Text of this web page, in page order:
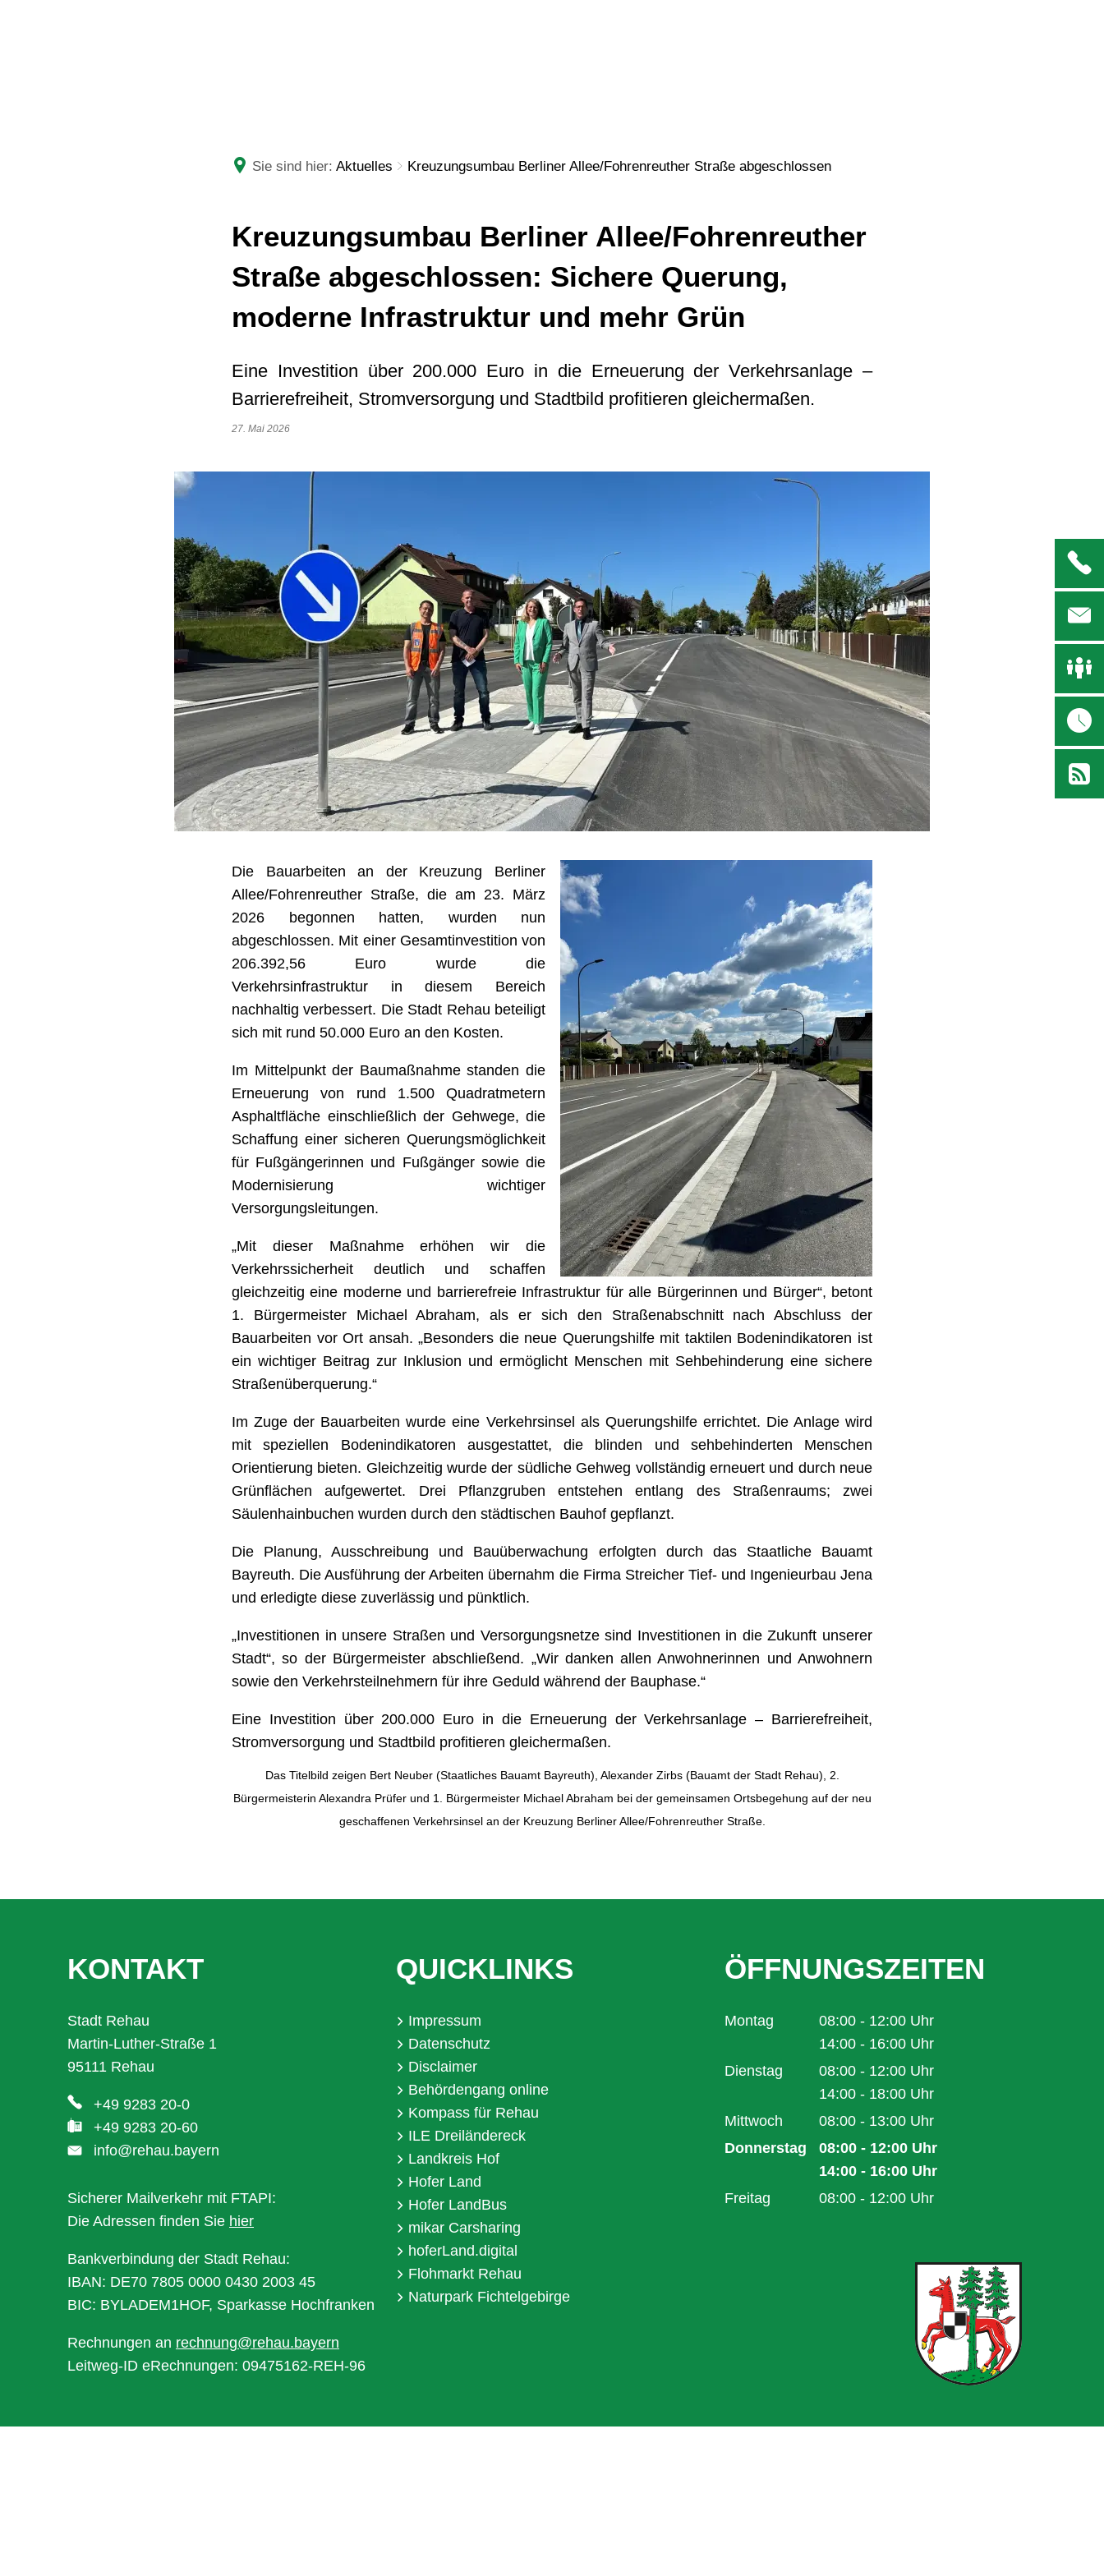
Sie sind hier: Aktuelles Kreuzungsumbau Berliner Allee/Fohrenreuther Straße abgeschlossen
Kreuzungsumbau Berliner Allee/Fohrenreuther
Straße abgeschlossen: Sichere Querung,
moderne Infrastruktur und mehr Grün
Eine Investition über 200.000 Euro in die Erneuerung der Verkehrsanlage –
Barrierefreiheit, Stromversorgung und Stadtbild profitieren gleichermaßen.
27. Mai 2026
Die Bauarbeiten an der Kreuzung Berliner
Allee/Fohrenreuther Straße, die am 23. März
2026 begonnen hatten, wurden nun
abgeschlossen. Mit einer Gesamtinvestition von
206.392,56 Euro wurde die
Verkehrsinfrastruktur in diesem Bereich
nachhaltig verbessert. Die Stadt Rehau beteiligt
sich mit rund 50.000 Euro an den Kosten.
Im Mittelpunkt der Baumaßnahme standen die
Erneuerung von rund 1.500 Quadratmetern
Asphaltfläche einschließlich der Gehwege, die
Schaffung einer sicheren Querungsmöglichkeit
für Fußgängerinnen und Fußgänger sowie die
Modernisierung wichtiger
Versorgungsleitungen.
„Mit dieser Maßnahme erhöhen wir die
Verkehrssicherheit deutlich und schaffen
gleichzeitig eine moderne und barrierefreie Infrastruktur für alle Bürgerinnen und Bürger“, betont
1. Bürgermeister Michael Abraham, als er sich den Straßenabschnitt nach Abschluss der
Bauarbeiten vor Ort ansah. „Besonders die neue Querungshilfe mit taktilen Bodenindikatoren ist
ein wichtiger Beitrag zur Inklusion und ermöglicht Menschen mit Sehbehinderung eine sichere
Straßenüberquerung.“
Im Zuge der Bauarbeiten wurde eine Verkehrsinsel als Querungshilfe errichtet. Die Anlage wird
mit speziellen Bodenindikatoren ausgestattet, die blinden und sehbehinderten Menschen
Orientierung bieten. Gleichzeitig wurde der südliche Gehweg vollständig erneuert und durch neue
Grünflächen aufgewertet. Drei Pflanzgruben entstehen entlang des Straßenraums; zwei
Säulenhainbuchen wurden durch den städtischen Bauhof gepflanzt.
Die Planung, Ausschreibung und Bauüberwachung erfolgten durch das Staatliche Bauamt
Bayreuth. Die Ausführung der Arbeiten übernahm die Firma Streicher Tief- und Ingenieurbau Jena
und erledigte diese zuverlässig und pünktlich.
„Investitionen in unsere Straßen und Versorgungsnetze sind Investitionen in die Zukunft unserer
Stadt“, so der Bürgermeister abschließend. „Wir danken allen Anwohnerinnen und Anwohnern
sowie den Verkehrsteilnehmern für ihre Geduld während der Bauphase.“
Eine Investition über 200.000 Euro in die Erneuerung der Verkehrsanlage – Barrierefreiheit,
Stromversorgung und Stadtbild profitieren gleichermaßen.
Das Titelbild zeigen Bert Neuber (Staatliches Bauamt Bayreuth), Alexander Zirbs (Bauamt der Stadt Rehau), 2.
Bürgermeisterin Alexandra Prüfer und 1. Bürgermeister Michael Abraham bei der gemeinsamen Ortsbegehung auf der neu
geschaffenen Verkehrsinsel an der Kreuzung Berliner Allee/Fohrenreuther Straße.
KONTAKT
Stadt Rehau
Martin-Luther-Straße 1
95111 Rehau
+49 9283 20-0
+49 9283 20-60
info@rehau.bayern
Sicherer Mailverkehr mit FTAPI:
Die Adressen finden Sie hier
Bankverbindung der Stadt Rehau:
IBAN: DE70 7805 0000 0430 2003 45
BIC: BYLADEM1HOF, Sparkasse Hochfranken
Rechnungen an rechnung@rehau.bayern
Leitweg-ID eRechnungen: 09475162-REH-96
QUICKLINKS
Impressum
Datenschutz
Disclaimer
Behördengang online
Kompass für Rehau
ILE Dreiländereck
Landkreis Hof
Hofer Land
Hofer LandBus
mikar Carsharing
hoferLand.digital
Flohmarkt Rehau
Naturpark Fichtelgebirge
ÖFFNUNGSZEITEN
Montag 08:00 - 12:00 Uhr
Von 08:00 bis 12:00 Uhr
14:00 - 16:00 Uhr
Von 14:00 bis 16:00 Uhr
Dienstag 08:00 - 12:00 Uhr
Von 08:00 bis 12:00 Uhr
14:00 - 18:00 Uhr
Von 14:00 bis 18:00 Uhr
Mittwoch 08:00 - 13:00 Uhr
Von 08:00 bis 13:00 Uhr
Donnerstag 08:00 - 12:00 Uhr
Von 08:00 bis 12:00 Uhr
14:00 - 16:00 Uhr
Von 14:00 bis 16:00 Uhr
Freitag 08:00 - 12:00 Uhr